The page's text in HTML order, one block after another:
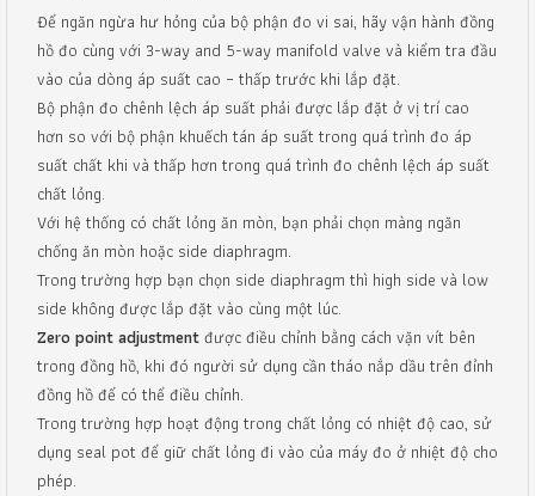
Để ngăn ngừa hư hỏng của bộ phận đo vi sai, hãy vận hành đồng
hồ đo cùng với 3-way and 5-way manifold valve và kiểm tra đầu
vào của dòng áp suất cao – thấp trước khi lắp đặt.
Bộ phận đo chênh lệch áp suất phải được lắp đặt ở vị trí cao
hơn so với bộ phận khuếch tán áp suất trong quá trình đo áp
suất chất khi và thấp hơn trong quá trình đo chênh lệch áp suất
chất lỏng.
Với hệ thống có chất lỏng ăn mòn, bạn phải chọn màng ngăn
chống ăn mòn hoặc side diaphragm.
Trong trường hợp bạn chọn side diaphragm thì high side và low
side không được lắp đặt vào cùng một lúc.
Zero point adjustmentđược điều chỉnh bằng cách vặn vít bên
trong đồng hồ, khi đó người sử dụng cần tháo nắp dầu trên đỉnh
đồng hồ để có thể điều chỉnh.
Trong trường hợp hoạt động trong chất lỏng có nhiệt độ cao, sử
dụng seal pot để giữ chất lỏng đi vào của máy đo ở nhiệt độ cho
phép.